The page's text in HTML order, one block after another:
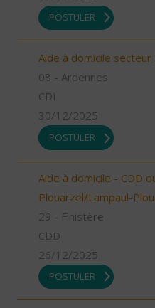
POSTULER
Aide à domicile secteur
08 - Ardennes
CDI
30/12/2025
POSTULER
Aide à domicile - CDD
Plouarzel/Lampaul-
29 - Finistère
CDD
26/12/2025
POSTULER